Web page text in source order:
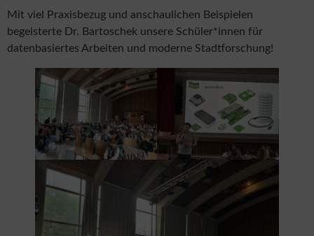
Mit viel Praxisbezug und anschaulichen Beispielen
begeisterte Dr. Bartoschek unsere Schüler*innen für
datenbasiertes Arbeiten und moderne Stadtforschung!